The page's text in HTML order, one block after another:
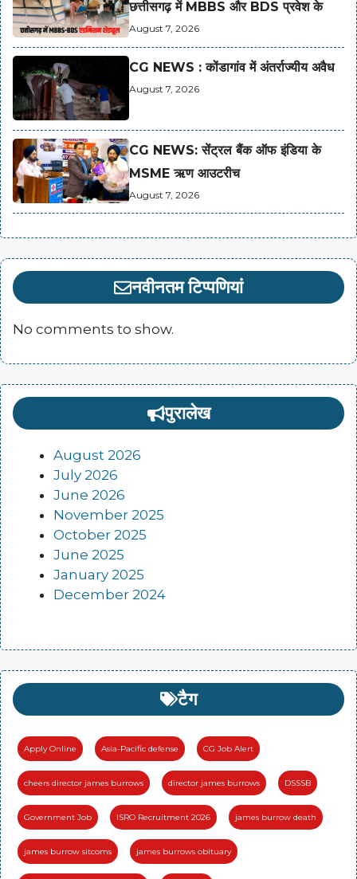
छत्तीसगढ़ में MBBS और BDS प्रवेश के
August 7, 2026
CG NEWS : कोंडागांव में अंतर्राज्यीय अवैध
August 7, 2026
CG NEWS: सेंट्रल बैंक ऑफ इंडिया के
MSME ऋण आउटरीच
August 7, 2026
नवीनतम टिप्पणियां
No comments to show.
पुरालेख
August 2026
July 2026
June 2026
November 2025
October 2025
June 2025
January 2025
December 2024
टैग
Apply Online Asia-Pacific defense CG Job Alert
cheers director james burrows director james burrows DSSSB
Government Job ISRO Recruitment 2026 james burrow death
james burrow sitcoms james burrows obituary